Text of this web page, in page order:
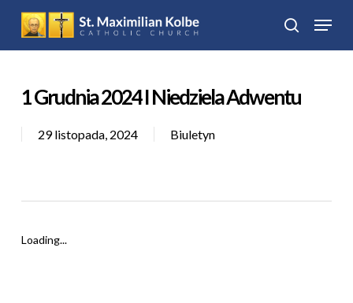
main
search
Menu
1 Grudnia 2024 I Niedziela Adwentu
29 listopada, 2024 Biuletyn
Loading...
Close